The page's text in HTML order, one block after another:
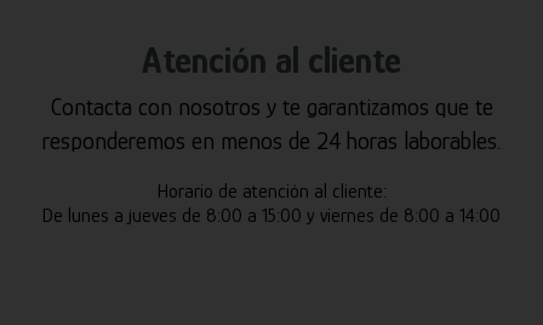
Atención al cliente
Contacta con nosotros y te garantizamos que te
responderemos en menos de 24 horas laborables.
Horario de atención al cliente:
De lunes a jueves de 8:00 a 15:00 y viernes de 8:00 a 14:00